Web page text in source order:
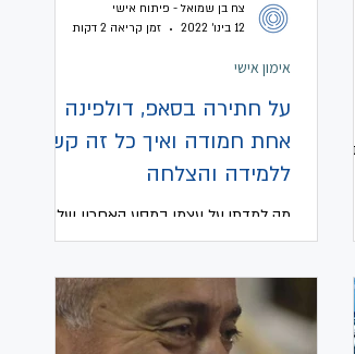
על חתירה בסאפ, דולפינה
אחת חמודה ואיך כל זה קשור
ללמידה והצלחה
מה למדתי על עצמי במסע האחרון שלי
לדרום
אימון אישי
צח בן שמואל - פיתוח אישי
12 בינו׳ 2022
זמן קריאה 2 דקות